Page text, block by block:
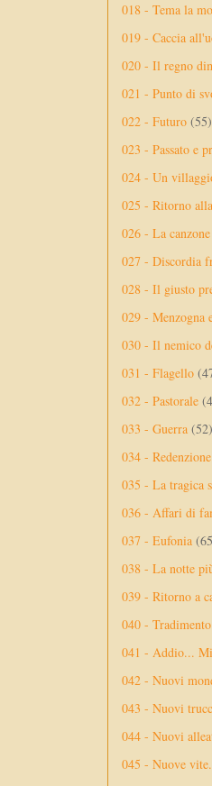
018 - Tema la
019 - Caccia
020 - Il regno
021 - Punto di
022 - Futuro (55)
023 - Passato e
024 - Un
025 - Ritorno
026 - La
027 - Discordia
028 - Il giusto
029 - Menzogna
030 - Il nemico
031 - Flagello
032 - Pastorale
033 - Guerra (52)
034 - Redenzione
035 - La tragica
036 - Affari di
037 - Eufonia
038 - La notte
039 - Ritorno a
040 - Tradimento
041 - Addio...
042 - Nuovi
043 - Nuovi
044 - Nuovi
045 - Nuove